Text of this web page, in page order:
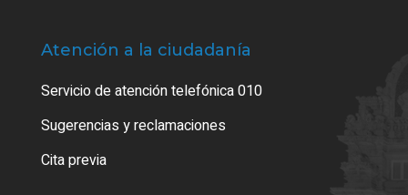
Atención a la ciudadanía
Servicio de atención telefónica 010
Sugerencias y reclamaciones
Cita previa